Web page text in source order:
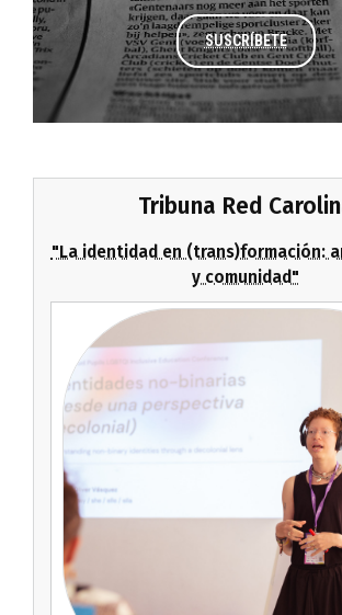
SUSCRÍBETE
Tribuna Red
"La identidad en (trans)formación:
y comunidad"